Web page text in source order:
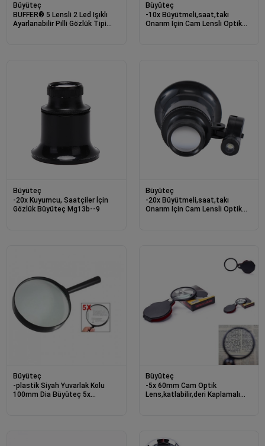
Büyüteç
BUFFER® 5 Lensli 2 Led Işıklı
Ayarlanabilir Pilli Gözlük Tipi
Büyüteç
-10x Büyütmeli,saat,takı
Onarım Için Cam Lensli Optik
Büyüteç
-20x Kuyumcu, Saatçiler İçin
Gözlük Büyüteç Mg13b--9
Büyüteç
-20x Büyütmeli,saat,takı
Onarım Için Cam Lensli Optik
Büyüteç
-plastik Siyah Yuvarlak Kolu
100mm Dia Büyüteç 5x
Büyüteç
-5x 60mm Cam Optik
Lens,katlabilir,deri Kaplamalı